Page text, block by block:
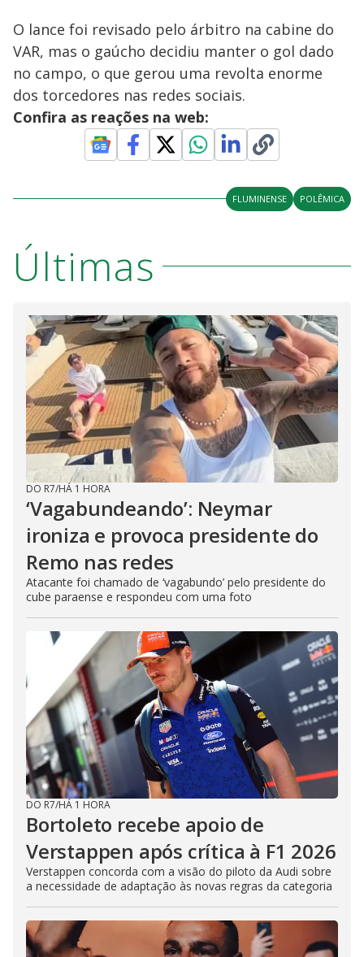
O lance foi revisado pelo árbitro na cabine do
VAR, mas o gaúcho decidiu manter o gol dado
no campo, o que gerou uma revolta enorme
dos torcedores nas redes sociais.
Confira as reações na web:
FLUMINENSE POLÊMICA
Últimas
DO R7/HÁ 1 HORA
‘Vagabundeando’: Neymar
ironiza e provoca presidente do
Remo nas redes
Atacante foi chamado de ‘vagabundo’ pelo presidente do
cube paraense e respondeu com uma foto
DO R7/HÁ 1 HORA
Bortoleto recebe apoio de
Verstappen após crítica à F1 2026
Verstappen concorda com a visão do piloto da Audi sobre
a necessidade de adaptação às novas regras da categoria